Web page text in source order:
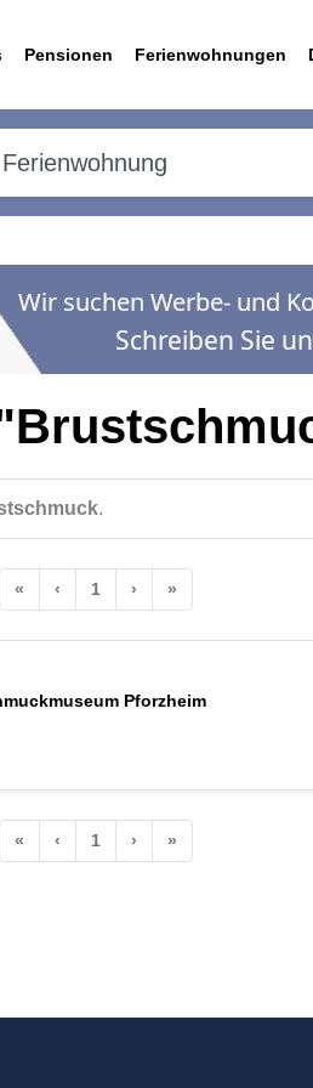
Pensionen Ferienwohnungen
.
« ‹ 1 › »
Pforzheim
« ‹ 1 › »